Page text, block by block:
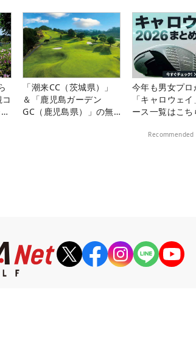
「潮来CC（茨城県）」
＆「鹿児島ガーデン
GC（鹿児島県）」の無
今年も男女プロ
「キャロウェ
ース一覧はこち
Recommended